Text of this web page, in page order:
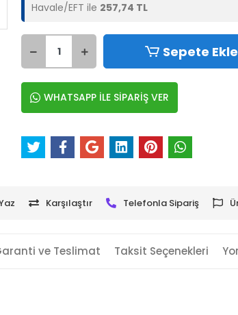
Havale/EFT ile 257,74 TL
Sepete Ekle
WHATSAPP İLE SİPARİŞ VER
Karşılaştır Telefonla Sipariş
ve Teslimat Taksit Seçenekleri